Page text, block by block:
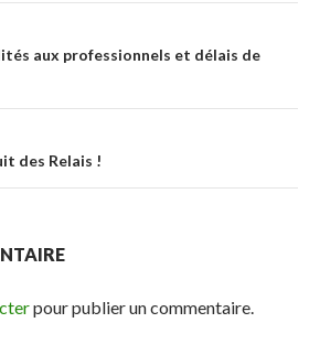
aux professionnels et délais de
des Relais !
pour publier un commentaire.